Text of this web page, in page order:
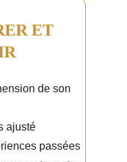
ET
de son
ajusté
passées